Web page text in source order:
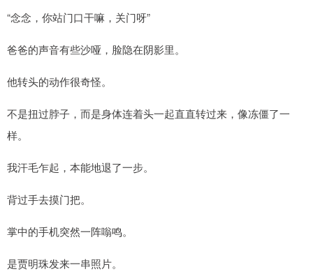
“念念，你站门口干嘛，关门呀”
爸爸的声音有些沙哑，脸隐在阴影里。
他转头的动作很奇怪。
不是扭过脖子，而是身体连着头一起直直转过来，像冻僵了一
样。
我汗毛乍起，本能地退了一步。
背过手去摸门把。
掌中的手机突然一阵嗡鸣。
是贾明珠发来一串照片。